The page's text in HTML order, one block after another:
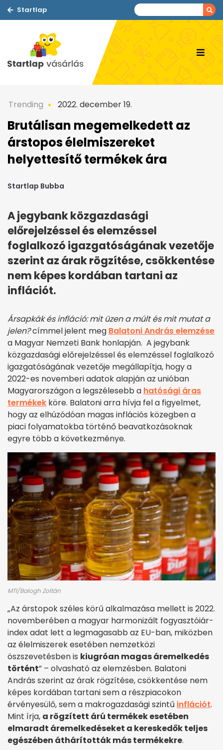
Startlap
Trending 2022. december 19.
Brutálisan megemelkedett az
árstopos élelmiszereket
helyettesítő termékek ára
Startlap Bubba
A jegybank közgazdasági
előrejelzéssel és elemzéssel
foglalkozó igazgatóságának vezetője
szerint az árak rögzítése, csökkentése
nem képes kordában tartani az
inflációt.
Ársapkák és infláció: mit üzen a múlt és mit mutat a
jelen?címmel jelent meg Balatoni András elemzése
a Magyar Nemzeti Bank honlapján. A jegybank
közgazdasági előrejelzéssel és elemzéssel foglalkozó
igazgatóságának vezetője megállapítja, hogy a
2022-es novemberi adatok alapján az unióban
Magyarországon a legszélesebb a hatósági áras
termékek köre. Balatoni arra hívja fel a figyelmet,
hogy az elhúzódóan magas inflációs közegben a
piaci folyamatokba történő beavatkozásoknak
egyre több a következménye.
MTI/Balogh Zoltán
„Az árstopok széles körű alkalmazása mellett is 2022.
novemberében a magyar harmonizált fogyasztóiár-
index adat lett a legmagasabb az EU-ban, miközben
az élelmiszerek esetében nemzetközi
öszszevetésben is kiugróan magas áremelkedés
történt” – olvasható az elemzésben. Balatoni
András szerint az árak rögzítése, csökkentése nem
képes kordában tartani sem a részpiacokon
érvényesülő, sem a makrogazdasági szintű inflációt.
Mint írja, a rögzített árú termékek esetében
elmaradt áremelkedéseket a kereskedők teljes
egészében áthárították más termékekre.